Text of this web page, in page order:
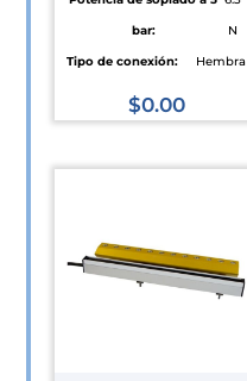
bar:
N
Tipo de conexión:
Hembra
$0.00